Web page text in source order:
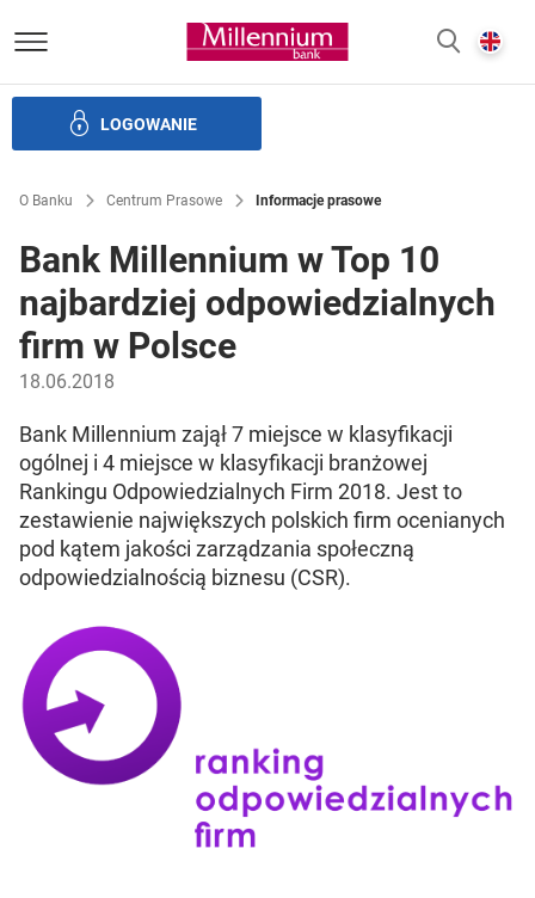
Bank Millennium homepage
LOGOWANIE
O Banku Centrum Prasowe Informacje prasowe
Bank Millennium w Top 10
najbardziej odpowiedzialnych
firm w Polsce
18.06.2018
Bank Millennium zajął 7 miejsce w klasyfikacji
ogólnej i 4 miejsce w klasyfikacji branżowej
Rankingu Odpowiedzialnych Firm 2018. Jest to
zestawienie największych polskich firm ocenianych
pod kątem jakości zarządzania społeczną
odpowiedzialnością biznesu (CSR).